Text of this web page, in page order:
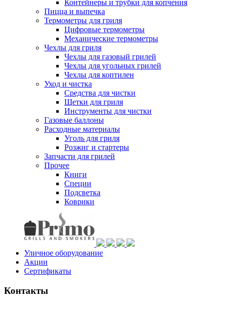
Контейнеры и трубки для копчения
Пицца и выпечка
Термометры для гриля
Цифровые термометры
Механические термометры
Чехлы для гриля
Чехлы для газовый грилей
Чехлы для угольных грилей
Чехлы для коптилен
Уход и чистка
Средства для чистки
Щетки для гриля
Инструменты для чистки
Газовые баллоны
Расходные материалы
Уголь для гриля
Розжиг и стартеры
Запчасти для грилей
Прочее
Книги
Специи
Подсветка
Коврики
Уличное оборудование
Акции
Сертификаты
Контакты